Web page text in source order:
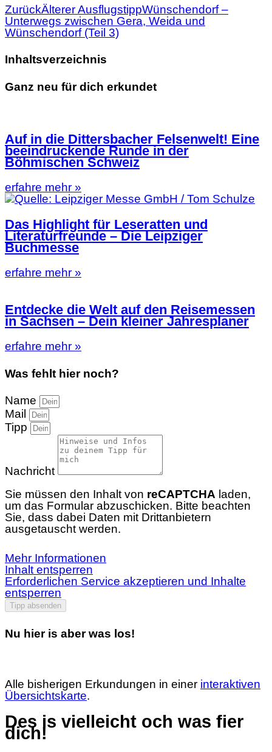
ZurückÄlterer AusflugstippWünschendorf –
Unterwegs zwischen Gera, Weida und
Wünschendorf (Teil 3)
Inhaltsverzeichnis
Ganz neu für dich erkundet
Auf in die Dittersbacher Felsenwelt! Eine
beeindruckende Runde in der
Böhmischen Schweiz
erfahre mehr »
Das Highlight für Leseratten und
Literaturfreunde – Die Leipziger
Buchmesse
erfahre mehr »
Entdecke die Welt auf den Reisemessen
in Sachsen – Dein kleiner Jahresplaner
erfahre mehr »
Was fehlt hier noch?
Name
Mail
Tipp
Nachricht
Sie müssen den Inhalt von reCAPTCHA laden,
um das Formular abzuschicken. Bitte beachten
Sie, dass dabei Daten mit Drittanbietern
ausgetauscht werden.
Mehr Informationen
Inhalt entsperren
Erforderlichen Service akzeptieren und Inhalte
entsperren
Tipp absenden
Nu hier is aber was los!
Alle bisherigen Erkundungen in einer interaktiven
Übersichtskarte.
Des is vielleicht och was fier
dich!